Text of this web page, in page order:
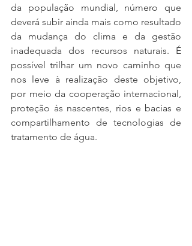
da população mundial, número que
deverá subir ainda mais como resultado
da mudança do clima e da gestão
inadequada dos recursos naturais. É
possível trilhar um novo caminho que
nos leve à realização deste objetivo,
por meio da cooperação internacional,
proteção às nascentes, rios e bacias e
compartilhamento de tecnologias de
tratamento de água.